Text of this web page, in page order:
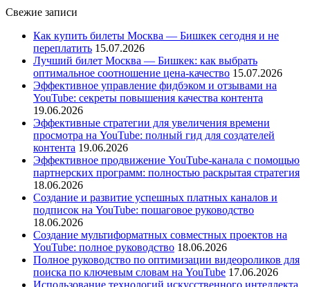
Свежие записи
Как купить билеты Москва — Бишкек сегодня и не
переплатить 15.07.2026
Лучший билет Москва — Бишкек: как выбрать
оптимальное соотношение цена-качество 15.07.2026
Эффективное управление фидбэком и отзывами на
YouTube: секреты повышения качества контента
19.06.2026
Эффективные стратегии для увеличения времени
просмотра на YouTube: полный гид для создателей
контента 19.06.2026
Эффективное продвижение YouTube-канала с помощью
партнерских программ: полностью раскрытая стратегия
18.06.2026
Создание и развитие успешных платных каналов и
подписок на YouTube: пошаговое руководство
18.06.2026
Создание мультиформатных совместных проектов на
YouTube: полное руководство 18.06.2026
Полное руководство по оптимизации видеороликов для
поиска по ключевым словам на YouTube 17.06.2026
Использование технологий искусственного интеллекта